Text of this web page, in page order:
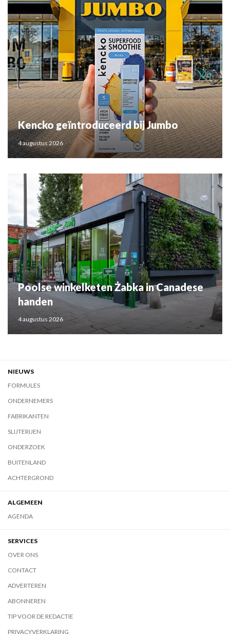
Kencko geïntroduceerd bij Jumbo
4 augustus 2026
Poolse winkelketen Żabka in Canadese
handen
4 augustus 2026
NIEUWS
FORMULES
ONDERNEMERS
FABRIKANTEN
SLIJTERIJEN
ONDERZOEK
BUITENLAND
ACHTERGROND
ALGEMEEN
AGENDA
SERVICES
OVER ONS
CONTACT
ADVERTEREN
ABONNEREN
TIP VOOR DE REDACTIE
PRIVACYVERKLARING